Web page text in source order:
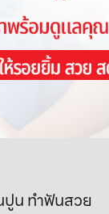
น ทำฟันสวย